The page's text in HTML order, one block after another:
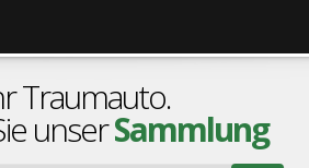
Traumauto.
unserSammlung